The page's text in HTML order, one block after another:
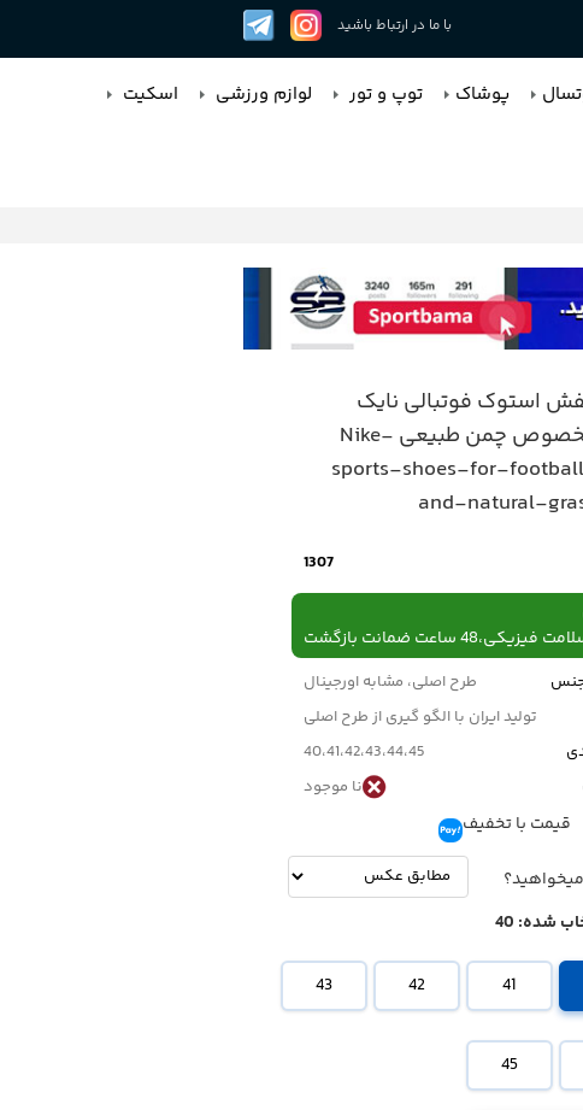
با ما در ارتباط باشید
پوشاک توپ و تور لوازم ورزشی اسکیت
استوک فوتبالی نایک
مخصوص چمن طبیعی Nike-
sports-shoes-for-
and-natural-
1307
فیزیکی،48 ساعت ضمانت بازگشت
طرح اصلی، مشابه اورجینال
تولید ایران با الگو گیری از طرح اصلی
40،41،42،43،44،45
نا موجود
قیمت با تخفیف
شده: 40
41
42
43
45